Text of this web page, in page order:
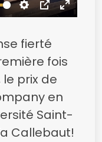
Settings
PIPEnter
fierté
fois
le prix de
en
Saint-
Callebaut!